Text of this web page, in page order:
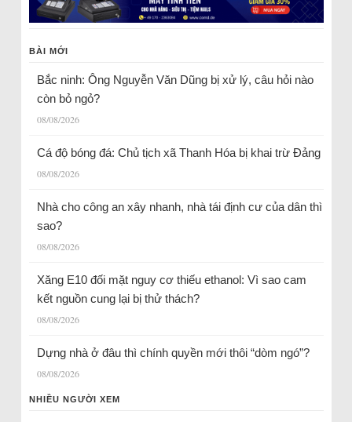
BÀI MỚI
Bắc ninh: Ông Nguyễn Văn Dũng bị xử lý, câu hỏi nào
còn bỏ ngỏ?
08/08/2026
Cá độ bóng đá: Chủ tịch xã Thanh Hóa bị khai trừ Đảng
08/08/2026
Nhà cho công an xây nhanh, nhà tái định cư của dân thì
sao?
08/08/2026
Xăng E10 đối mặt nguy cơ thiếu ethanol: Vì sao cam
kết nguồn cung lại bị thử thách?
08/08/2026
Dựng nhà ở đâu thì chính quyền mới thôi “dòm ngó”?
08/08/2026
NHIỀU NGƯỜI XEM